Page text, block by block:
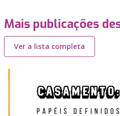
Mais publicações
Ver a lista completa